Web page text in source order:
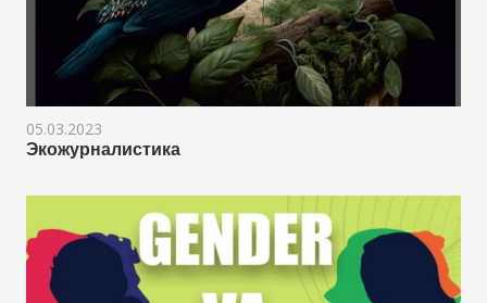
05.03.2023
Экожурналистика